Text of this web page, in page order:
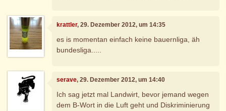
krattler, 29. Dezember 2012, um 14:35
es is momentan einfach keine bauernliga, äh
bundesliga.....
serave, 29. Dezember 2012, um 14:40
Ich sag jetzt mal Landwirt, bevor jemand wegen
dem B-Wort in die Luft geht und Diskriminierung